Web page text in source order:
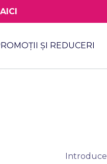
ȘI REDUCERI